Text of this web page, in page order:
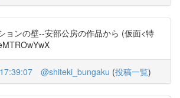
ョンの壁--安部公房の作品から (仮面<特
@shiteki_bungaku (投稿一覧)